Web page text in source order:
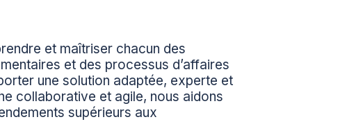
et maîtriser chacun des
et des processus d’affaires
une solution adaptée, experte et
collaborative et agile, nous aidons
supérieurs aux